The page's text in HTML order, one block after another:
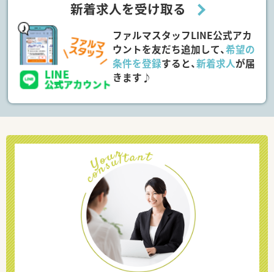
新着求人を受け取る
ファルマスタッフLINE公式アカ
ウントを友だち追加して、希望の
条件を登録すると、新着求人が届
きます♪